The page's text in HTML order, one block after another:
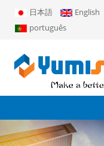
日本語 English
português